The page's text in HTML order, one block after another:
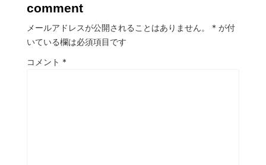
comment
メールアドレスが公開されることはありません。 * が付
いている欄は必須項目です
コメント *